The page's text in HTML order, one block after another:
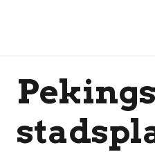
Pekings